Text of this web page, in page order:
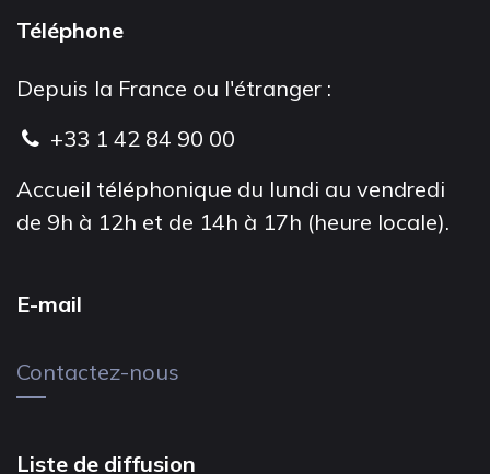
Téléphone
Depuis la France ou l'étranger :
+33 1 42 84 90 00
Accueil téléphonique du lundi au vendredi
de 9h à 12h et de 14h à 17h (heure locale).
E-mail
Contactez-nous
Liste de diffusion